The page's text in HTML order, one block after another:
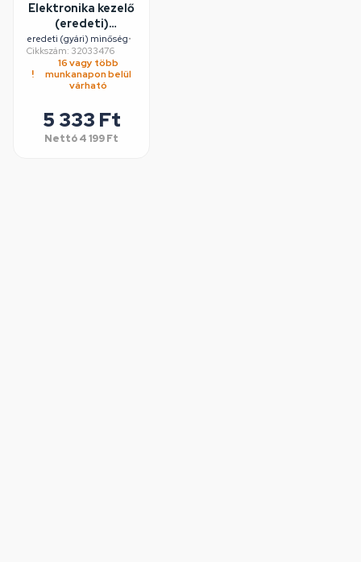
Elektronika kezelő
(eredeti)
STARLIGHT
szárítógép
eredeti (gyári) minőség•
Cikkszám: 32033476
16 vagy több
munkanapon belül
várható
5 333 Ft
Nettó4 199 Ft